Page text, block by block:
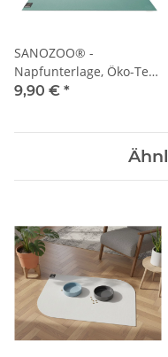
SANOZOO® -
Napfunterlage, Öko-Tex,
Rechteckig 30 x 40 cm
9,90 € *